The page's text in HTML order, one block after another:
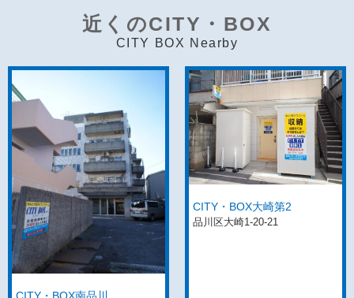
近くのCITY・BOX
CITY BOX Nearby
CITY・BOX大崎第2
品川区大崎1-20-21